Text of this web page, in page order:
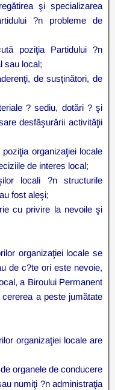
şi specializarea
?n probleme de
poziţia Partidului ?n
sau local;
de susţinători, de
? sediu, dotări ? şi
desfăşurării activităţii
organizaţiei locale
de interes local;
locali ?n structurile
fost aleşi;
cu privire la nevoile şi
organizaţiei locale se
de c?te ori este nevoie,
a Biroului Permanent
a peste jumătate
organizaţiei locale are
organele de conducere
numiţi ?n administraţia